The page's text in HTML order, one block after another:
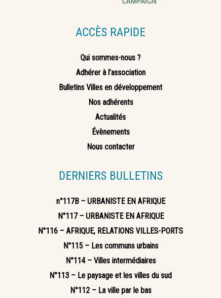
ACCÈS RAPIDE
Qui sommes-nous ?
Adhérer à l’association
Bulletins Villes en développement
Nos adhérents
Actualités
Évènements
Nous contacter
DERNIERS BULLETINS
n°117B – URBANISTE EN AFRIQUE
N°117 – URBANISTE EN AFRIQUE
N°116 – AFRIQUE, RELATIONS VILLES-PORTS
N°115 – Les communs urbains
N°114 – Villes intermédiaires
N°113 – Le paysage et les villes du sud
N°112 – La ville par le bas